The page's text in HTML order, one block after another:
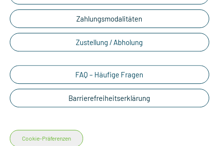
Zahlungsmodalitäten
Zustellung / Abholung
FAQ – Häufige Fragen
Barrierefreiheitserklärung
Cookie-Präferenzen